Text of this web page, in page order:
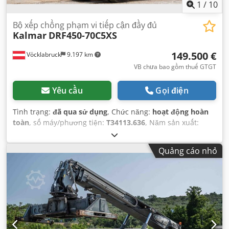
1 / 10
Vöcklabruck 9.197 km
Bộ xếp chồng phạm vi tiếp cận đầy đủ
Kalmar DRF450-70C5XS
149.500 €
VB chưa bao gồm thuế GTGT
Yêu cầu Gọi điện
Tình trạng: đã qua sử dụng, Chức năng: hoạt động hoàn
toàn, số máy/phương tiện: T34113.636, Năm sản xuất:
16.425 h, tải trọng:
cao nâng:15.000 mm, loại nhiên liệu:diesel, trọng lượng
không tải:86.050 kg, loại truyền động:Diesel,
Quảng cáo nhỏ